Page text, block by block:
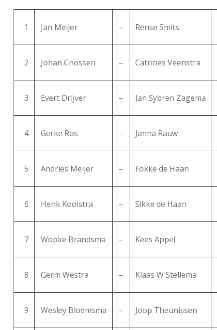
facebook
instagram
1 Jan Meijer – Rense Smits
2 Johan Cnossen – Catrines Veenstra
3 Evert Drijver – Jan Sybren Zagema
4 Gerke Ros – Janna Rauw
5 Andries Meijer – Fokke de Haan
6 Henk Kooistra – Sikke de Haan
7 Wopke Brandsma – Kees Appel
8 Germ Westra – Klaas W Stellema
9 Wesley Bloemsma – Joop Theunissen